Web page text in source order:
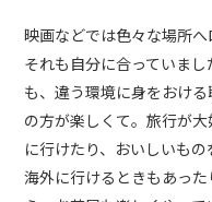
映画などでは色々な場所へ
それも自分に合っていま
も、違う環境に身をおけ
の方が楽しくて。旅行が
に行けたり、おいしいも
海外に行けるときもあっ